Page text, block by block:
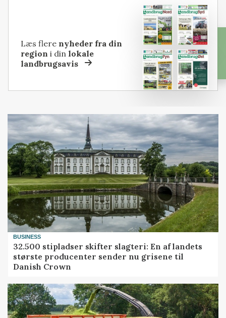
Læs flere nyheder fra din
region i dinlokale
landbrugsavis
BUSINESS
32.500 stipladser skifter slagteri: En af landets
største producenter sender nu grisene til
Danish Crown